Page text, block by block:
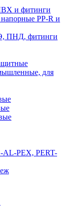
и фитинги
PP-R и
ПНД, фитинги
для
AL-PEX, PERT-